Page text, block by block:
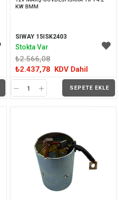
KW BMM
SIWAY 15ISK2403
₺2.566,08
₺2.437,78 KDV Dahil
SEPETE EKLE
Stokta Var